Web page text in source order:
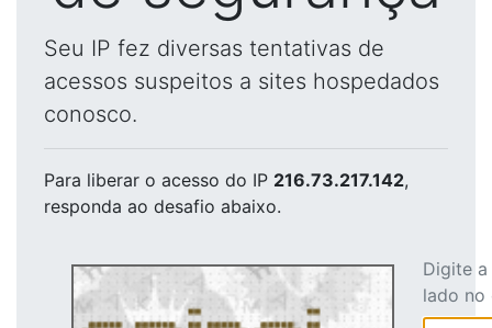
Seu IP fez diversas tentativas de
acessos suspeitos a sites hospedados
conosco.
Para liberar o acesso do IP 216.73.217.142,
responda ao desafio abaixo.
Digite
lado no